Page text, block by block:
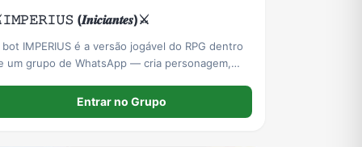
(𝑰𝒏𝒊𝒄𝒊𝒂𝒏𝒕𝒆𝒔)⚔️
bot IMPERIUS é a versão jogável do RPG dentro
um grupo de WhatsApp — cria personagem,
em duelos, entra em eventos e
tudo por comando.
Entrar no Grupo